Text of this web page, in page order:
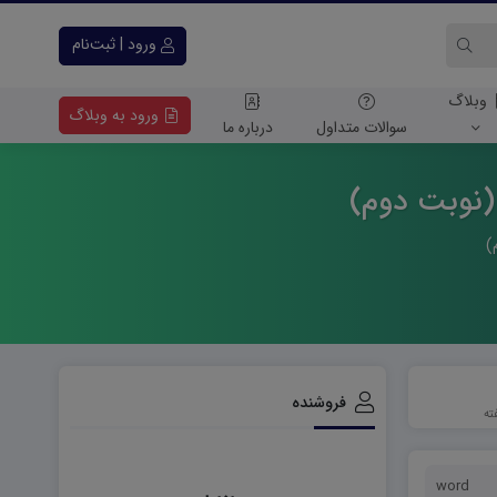
ورود | ثبت‌نام
وبلاگ
سوالات متداول درباره ما
ورود به وبلاگ
word
فروشنده